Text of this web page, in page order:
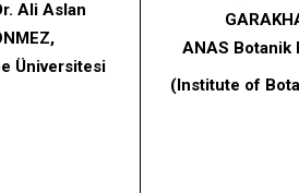
Ali Aslan
Üniversitesi
ANAS Botanik
(Institute of